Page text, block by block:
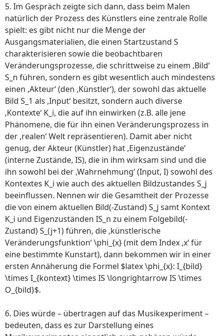
5. Im Gespräch zeigte sich dann, dass beim Malen
natürlich der Prozess des Künstlers eine zentrale Rolle
spielt: es gibt nicht nur die Menge der
Ausgangsmaterialien, die einen Startzustand S
charakterisieren sowie die beobachtbaren
Veränderungsprozesse, die schrittweise zu einem ‚Bild‘
S_n führen, sondern es gibt wesentlich auch mindestens
einen ‚Akteur‘ (den ‚Künstler‘), der sowohl das aktuelle
Bild S_1 als ‚Input‘ besitzt, sondern auch diverse
‚Kontexte‘ K_i, die auf ihn einwirken (z.B. alle jene
Phänomene, die für ihn einen Veränderungsprozess in
der ‚realen‘ Welt repräsentieren). Damit aber nicht
genug, der Akteur (Künstler) hat ‚Eigenzustände‘
(interne Zustände, IS), die in ihm wirksam sind und die
ihn sowohl bei der ‚Wahrnehmung‘ (Input, I) sowohl des
Kontextes K_i wie auch des aktuellen Bildzustandes S_j
beeinflussen. Nennen wir die Gesamtheit der Prozesse
die von einem aktuellen Bild(-Zustand) S_j samt Kontext
K_i und Eigenzuständen IS_n zu einem Folgebild(-
Zustand) S_(j+1) führen, die ‚künstlerische
Veränderungsfunktion‘ \phi_{x} (mit dem Index ‚x‘ für
eine bestimmte Kunstart), dann bekommen wir in einer
ersten Annäherung die Formel $latex \phi_{x}: I_{bild}
\times I_{kontext} \times IS \longrightarrow IS \times
O_{bild}$.
6. Dies würde – übertragen auf das Musikexperiment –
bedeuten, dass es zur Darstellung eines